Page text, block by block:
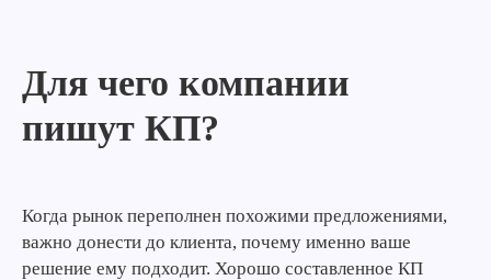
Для чего компании
пишут КП?
Когда рынок переполнен похожими предложениями,
важно донести до клиента, почему именно ваше
решение ему подходит. Хорошо составленное КП